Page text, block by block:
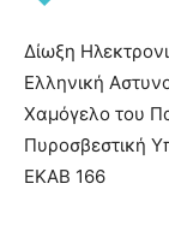
Δίωξη
Ελληνική
Χαμόγελο του
Πυροσβεστική
ΕΚΑΒ 166